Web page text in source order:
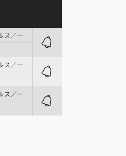
日本カーリング選手権大会 | ミックスダブルス／1次予選 競技3 Sheet C
日本カーリング選手権大会 | ミックスダブルス／1次予選 競技5 Sheet D
日本カーリング選手権大会 | ミックスダブルス／1次予選 競技7 Sheet B